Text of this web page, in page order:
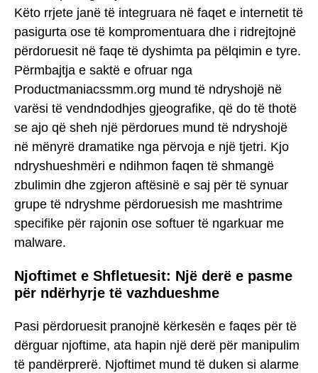
Këto rrjete janë të integruara në faqet e internetit të
pasigurta ose të kompromentuara dhe i ridrejtojnë
përdoruesit në faqe të dyshimta pa pëlqimin e tyre.
Përmbajtja e saktë e ofruar nga
Productmaniacssmm.org mund të ndryshojë në
varësi të vendndodhjes gjeografike, që do të thotë
se ajo që sheh një përdorues mund të ndryshojë
në mënyrë dramatike nga përvoja e një tjetri. Kjo
ndryshueshmëri e ndihmon faqen të shmangë
zbulimin dhe zgjeron aftësinë e saj për të synuar
grupe të ndryshme përdoruesish me mashtrime
specifike për rajonin ose softuer të ngarkuar me
malware.
Njoftimet e Shfletuesit: Një derë e pasme
për ndërhyrje të vazhdueshme
Pasi përdoruesit pranojnë kërkesën e faqes për të
dërguar njoftime, ata hapin një derë për manipulim
të pandërprerë. Njoftimet mund të duken si alarme